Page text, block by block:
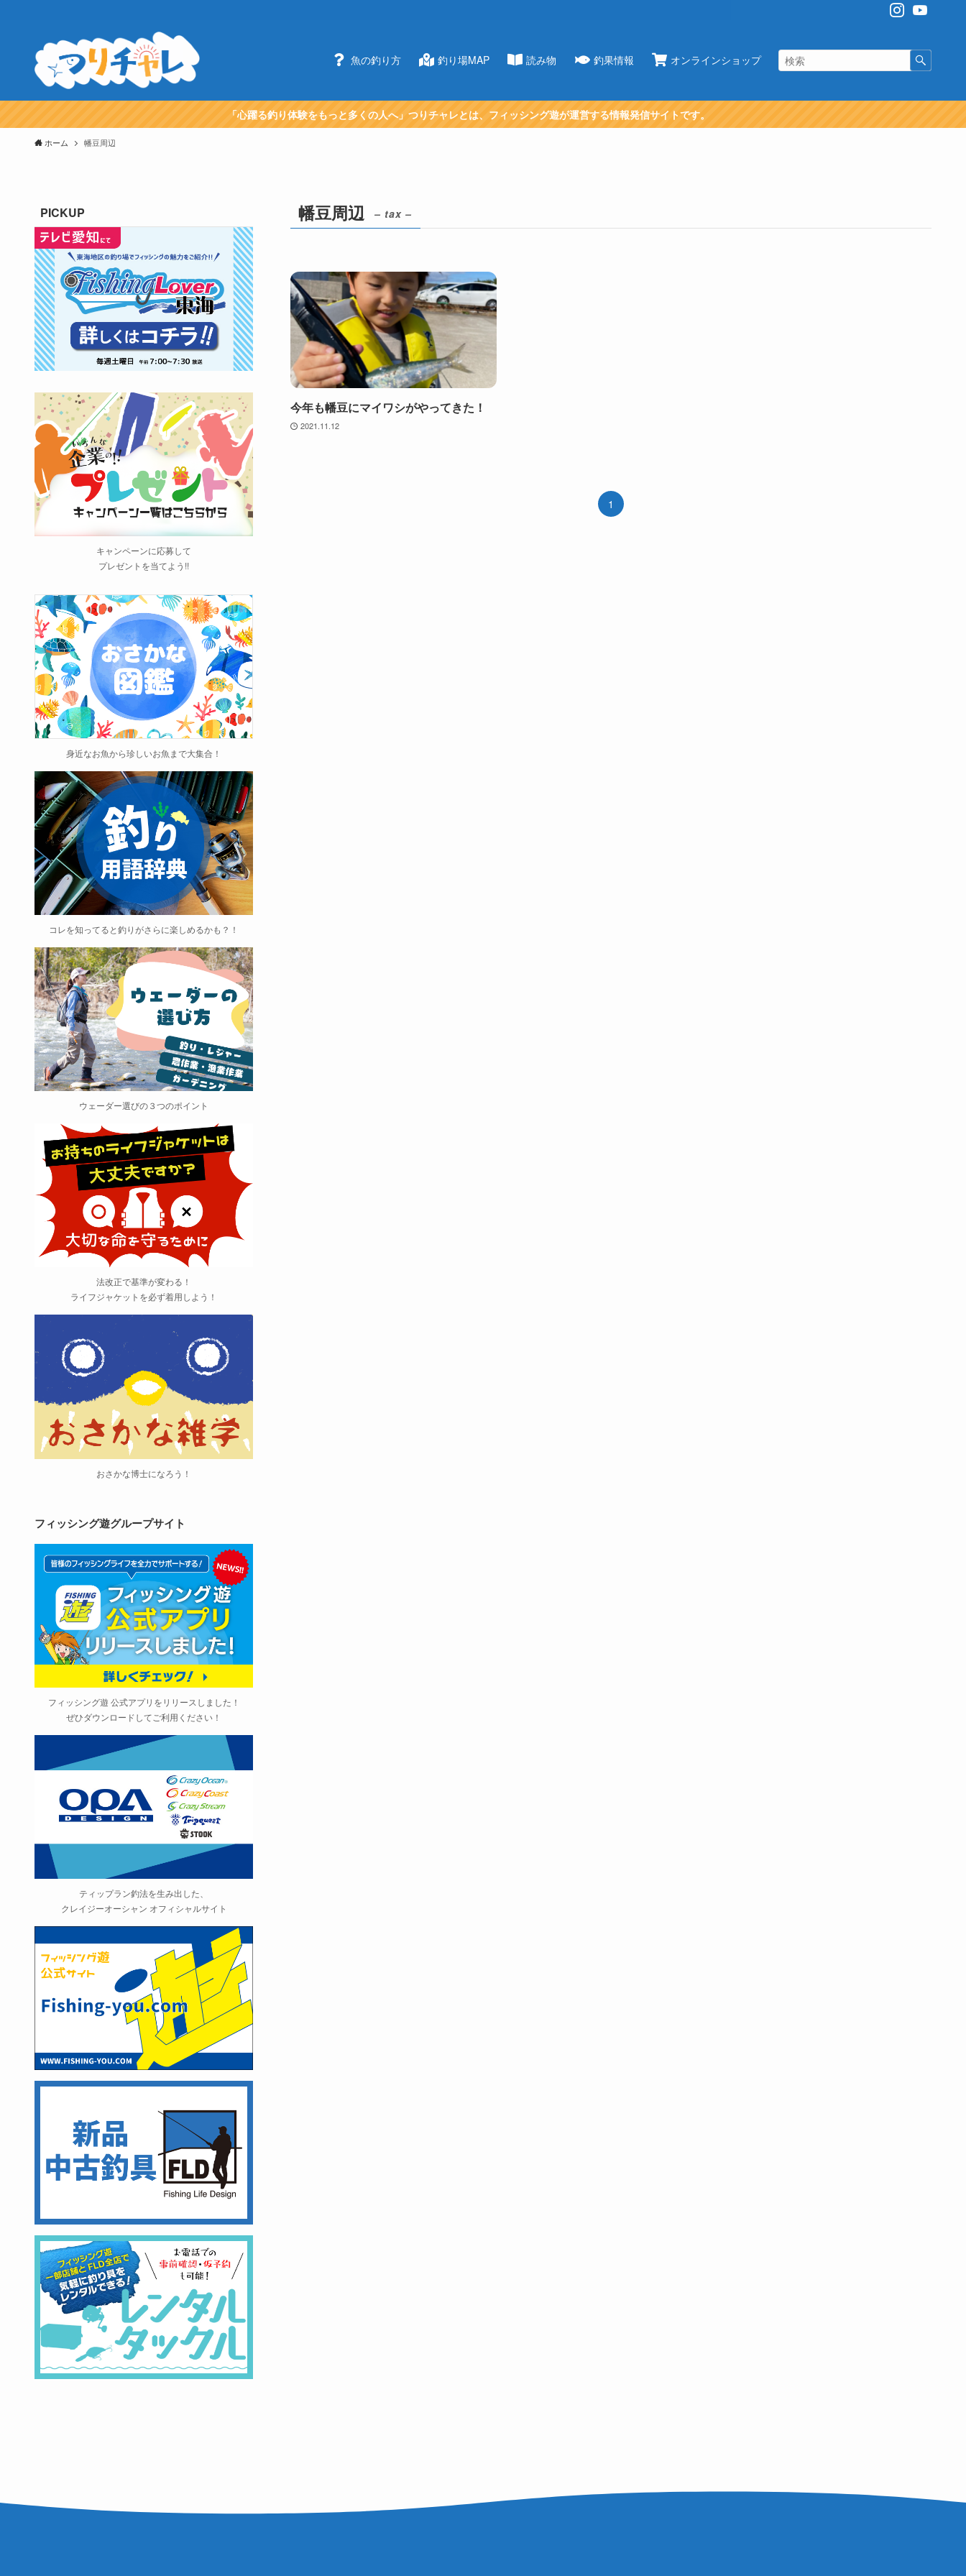
魚の釣り方 釣り場MAP 読み物 釣果情報 オンラインショップ
「心躍る釣り体験をもっと多くの人へ」つりチャレとは、フィッシング遊が運営する情報発信サイトです。
ホーム 幡豆周辺
幡豆周辺 – tax –
今年も幡豆にマイワシがやってきた！
2021.11.12
1
PICKUP
キャンペーンに応募して
プレゼントを当てよう!!
身近なお魚から珍しいお魚まで大集合！
コレを知ってると釣りがさらに楽しめるかも？！
ウェーダー選びの３つのポイント
法改正で基準が変わる！
ライフジャケットを必ず着用しよう！
おさかな博士になろう！
フィッシング遊グループサイト
フィッシング遊 公式アプリをリリースしました！
ぜひダウンロードしてご利用ください！
ティップラン釣法を生み出した、
クレイジーオーシャン オフィシャルサイト